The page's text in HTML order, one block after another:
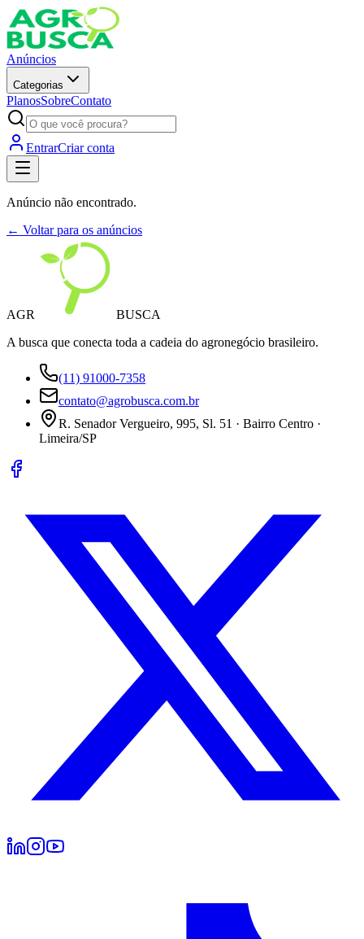
Anúncios
Categorias
PlanosSobreContato
EntrarCriar conta
Anúncio não encontrado.
← Voltar para os anúncios
AGR
BUSCA
A busca que conecta toda a cadeia do agronegócio brasileiro.
(11) 91000-7358
contato@agrobusca.com.br
R. Senador Vergueiro, 995, Sl. 51 · Bairro Centro ·
Limeira/SP